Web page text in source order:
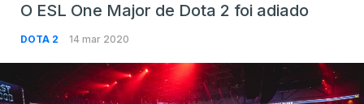
O ESL One Major de Dota 2 foi adiado
DOTA 2 14 mar 2020